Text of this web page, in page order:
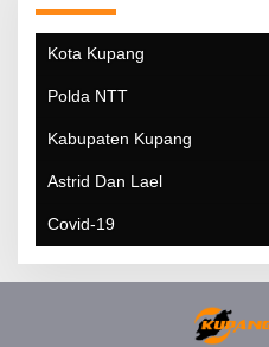
Kota Kupang
Polda NTT
Kabupaten Kupang
Astrid Dan Lael
Covid-19